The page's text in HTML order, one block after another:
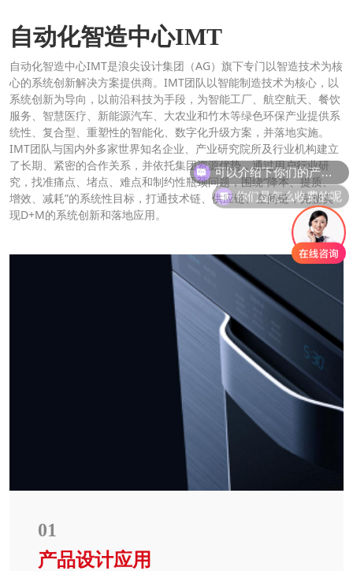
自动化智造中心IMT
自动化智造中心IMT是浪尖设计集团（AG）旗下专门以智造技术为核
心的系统创新解决方案提供商。IMT团队以智能制造技术为核心，以
系统创新为导向，以前沿科技为手段，为智能工厂、航空航天、餐饮
服务、智慧医疗、新能源汽车、大农业和竹木等绿色环保产业提供系
统性、复合型、重塑性的智能化、数字化升级方案，并落地实施。
IMT团队与国内外多家世界知名企业、产业研究院所及行业机构建立
了长期、紧密的合作关系，并依托集团资源优势，通过用户行业研
究，找准痛点、堵点、难点和制约性瓶颈问题，围绕“降本、提质、
增效、减耗”的系统性目标，打通技术链、供应链、空间链，完整实
现D+M的系统创新和落地应用。
01
产品设计应用
你们是怎么收费的呢